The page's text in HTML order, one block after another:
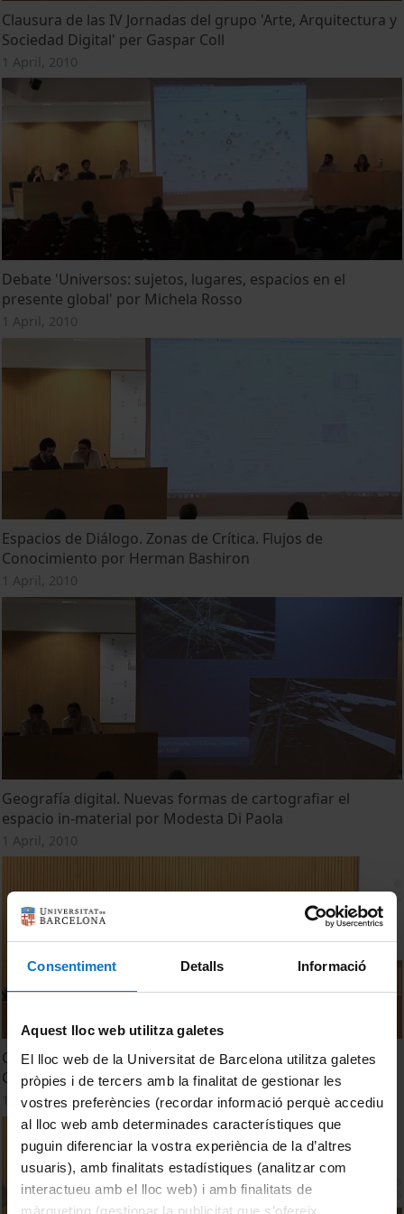
Consentiment Detalls Informació
Aquest lloc web utilitza galetes
El lloc web de la Universitat de Barcelona utilitza galetes
pròpies i de tercers amb la finalitat de gestionar les
vostres preferències (recordar informació perquè accediu
al lloc web amb determinades característiques que
puguin diferenciar la vostra experiència de la d’altres
usuaris), amb finalitats estadístiques (analitzar com
interactueu amb el lloc web) i amb finalitats de
màrqueting (gestionar la publicitat que s’ofereix
Clausura de las IV Jornadas del grupo 'Arte, Arquitectura y
Sociedad Digital' per Gaspar Coll
1 April, 2010
Debate 'Universos: sujetos, lugares, espacios en el
presente global' por Michela Rosso
1 April, 2010
Espacios de Diálogo. Zonas de Crítica. Flujos de
Conocimiento por Herman Bashiron
1 April, 2010
Geografía digital. Nuevas formas de cartografiar el
espacio in-material por Modesta Di Paola
1 April, 2010
Ciber-respiración: Encuentros de cuerpo y tecnología por
Christina Grammatikopoulou
1 April, 2010